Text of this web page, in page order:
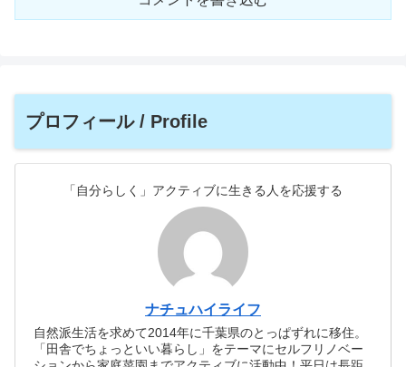
プロフィール / Profile
「自分らしく」アクティブに生きる人を応援する
ナチュハイライフ
自然派生活を求めて2014年に千葉県のとっぱずれに移住。
「田舎でちょっといい暮らし」をテーマにセルフリノベー